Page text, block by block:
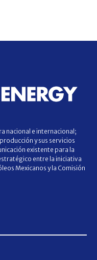
nacional e internacional;
y sus servicios
existente para la
entre la iniciativa
Mexicanos y la Comisión